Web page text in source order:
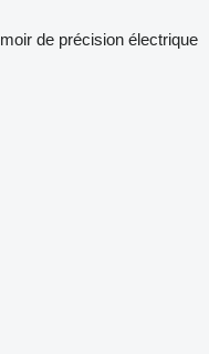
de précision électrique